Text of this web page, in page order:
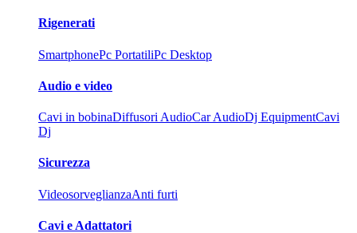
Rigenerati
SmartphonePc PortatiliPc Desktop
Audio e video
Cavi in bobinaDiffusori AudioCar AudioDj EquipmentCavi
Dj
Sicurezza
VideosorveglianzaAnti furti
Cavi e Adattatori